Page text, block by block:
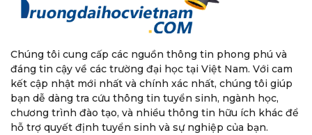
Chúng tôi cung cấp các nguồn thông tin phong phú và
đáng tin cậy về các trường đại học tại Việt Nam. Với cam
kết cập nhật mới nhất và chính xác nhất, chúng tôi giúp
bạn dễ dàng tra cứu thông tin tuyển sinh, ngành học,
chương trình đào tạo, và nhiều thông tin hữu ích khác để
hỗ trợ quyết định tuyển sinh và sự nghiệp của bạn.